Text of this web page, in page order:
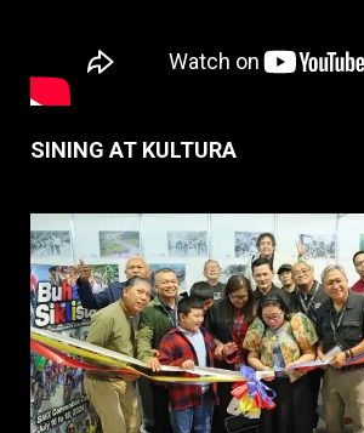
SINING AT KULTURA